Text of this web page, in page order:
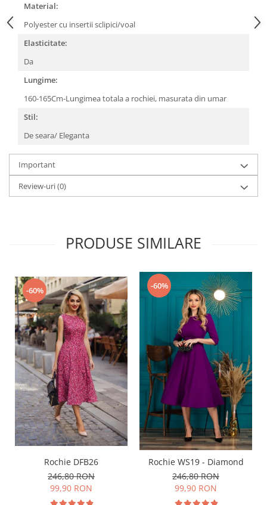
Material:
Polyester cu insertii sclipici/voal
Elasticitate:
Da
Lungime:
160-165Cm-Lungimea totala a rochiei, masurata din umar
Stil:
De seara/ Eleganta
Important
Review-uri(0)
PRODUSE SIMILARE
-60%
Rochie DFB26
246,80 RON
99,90 RON
-60%
Rochie WS19 - Diamond
246,80 RON
99,90 RON